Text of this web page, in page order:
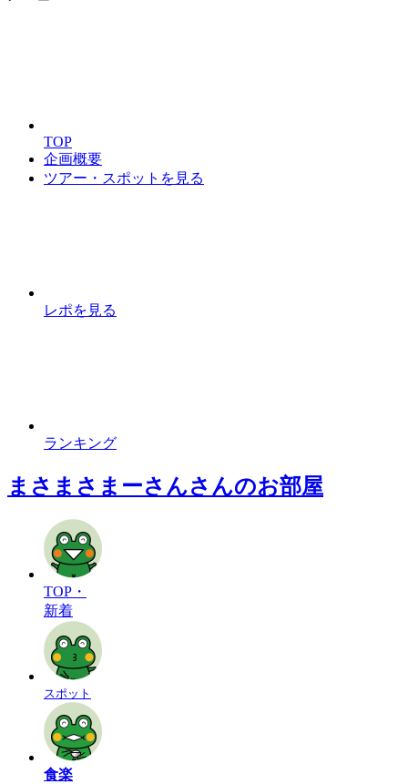
TOP
企画概要
ツアー・スポットを見る
レポを見る
ランキング
まさまさまーさんさんのお部屋
TOP・
新着
スポット
食楽